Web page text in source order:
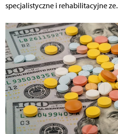
specjalistyczne i rehabilitacyjne